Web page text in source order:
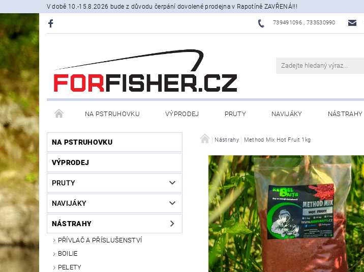
V době 10.-15.8.2026 bude z důvodu čerpání dovolené prodejna v Rapotíně ZAVŘENÁ!!!
739491096 , 733530990
NA PSTRUHOVKU VÝPRODEJ PRUTY NAVIJÁKY NÁSTRAHY
STOJANY A SIGNALIZÁTORY ČLUNY, BELLY BOATY, ECHOLOTY OBLEČENÍ
PRODÁVANÉ ZNAČKY BLOG
NA PSTRUHOVKU
VÝPRODEJ
PRUTY
NAVIJÁKY
NÁSTRAHY
PŘÍVLAČ A PŘÍSLUŠENSTVÍ
BOILIE
PELETY
Nástrahy Method Mix Hot Fruit 1kg